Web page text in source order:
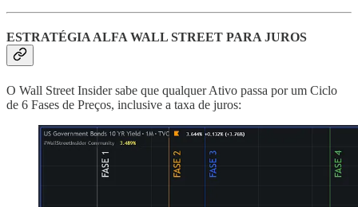
ESTRATÉGIA ALFA WALL STREET PARA JUROS
O Wall Street Insider sabe que qualquer Ativo passa por um Ciclo
de 6 Fases de Preços, inclusive a taxa de juros: